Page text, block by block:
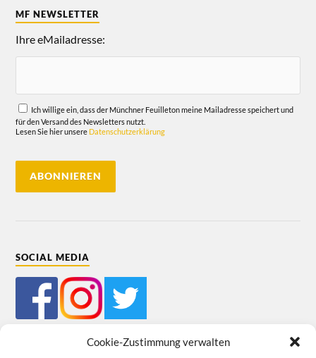
Cookie-Zustimmung verwalten
MF NEWSLETTER
Ihre eMailadresse:
Ich willige ein, dass der Münchner Feuilleton meine Mailadresse speichert und
für den Versand des Newsletters nutzt.
Lesen Sie hier unsere Datenschutzerklärung
SOCIAL MEDIA